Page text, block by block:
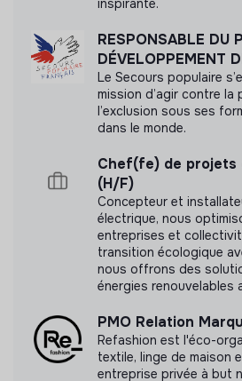
inspirante.
RESPONSABLE DU
DÉVELOPPEMENT
Le Secours populaire
mission d’agir contre la
l’exclusion sous ses
dans le monde.
Chef(fe) de projets
(H/F)
Concepteur et
électrique, nous
entreprises et
transition écologique
nous offrons des
énergies renouvelables
PMO Relation
Refashion est l'éco-
textile, linge de maison
entreprise privée à but